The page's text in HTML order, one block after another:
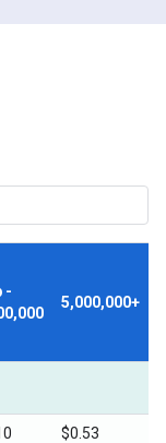
-
5,000,000+
$0.53